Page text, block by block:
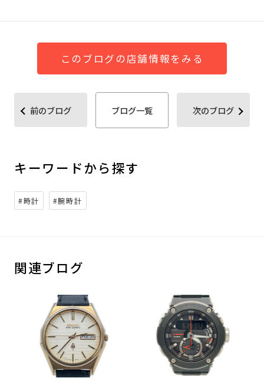
このブログの店舗情報をみる
前のブログ ブログ一覧 次のブログ
キーワードから探す
#時計 #腕時計
関連ブログ